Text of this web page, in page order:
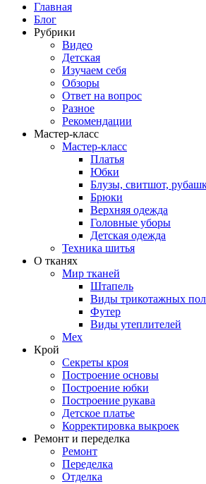
Главная
Блог
Рубрики
Видео
Детская
Изучаем себя
Обзоры
Ответ на вопрос
Разное
Рекомендации
Мастер-класс
Мастер-класс
Платья
Юбки
Блузы, свитшот,
Брюки
Верхняя одежда
Головные уборы
Детская одежда
Техника шитья
О тканях
Мир тканей
Штапель
Виды трикотажных
Футер
Виды утеплителей
Мех
Крой
Секреты кроя
Построение основы
Построение юбки
Построение рукава
Детское платье
Корректировка выкроек
Ремонт и переделка
Ремонт
Переделка
Отделка